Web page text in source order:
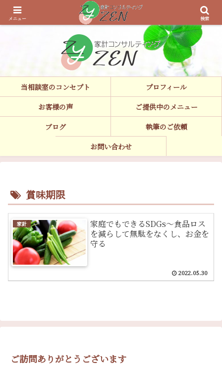
家計見直し,家計診断,ライフプラン,遠距離介護などお気軽にご相談ください。
執筆も承ります。
当相談室のコンセプト
プロフィール
お客様の声
ご提供中のメニュー
ブログ
執筆のご依頼
お問い合わせ
賞味期限
家計
家庭でもできるSDGs～食品ロス
を減らして無駄をなくし、お金を
守る
2022.05.30
ご訪問ありがとうございます
メニュー 検索